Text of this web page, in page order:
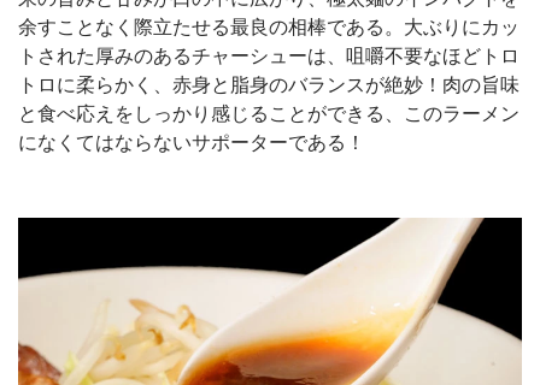
余すことなく際立たせる最良の相棒である。大ぶりにカッ
トされた厚みのあるチャーシューは、咀嚼不要なほどトロ
トロに柔らかく、赤身と脂身のバランスが絶妙！肉の旨味
と食べ応えをしっかり感じることができる、このラーメン
になくてはならないサポーターである！